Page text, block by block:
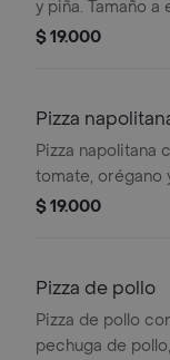
y piña. Tamaño a
$ 19.000
Pizza
Pizza napolitana
tomate, orégano
Tamaño a elegir.
$ 19.000
Pizza de pollo
Pizza de pollo
pechuga de